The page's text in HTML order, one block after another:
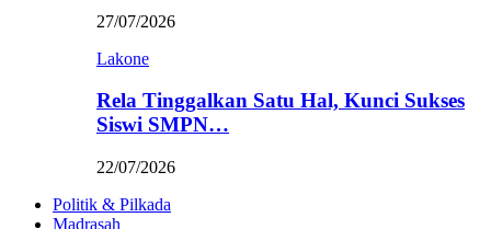
27/07/2026
Lakone
Rela Tinggalkan Satu Hal, Kunci Sukses
Siswi SMPN…
22/07/2026
Politik & Pilkada
Madrasah